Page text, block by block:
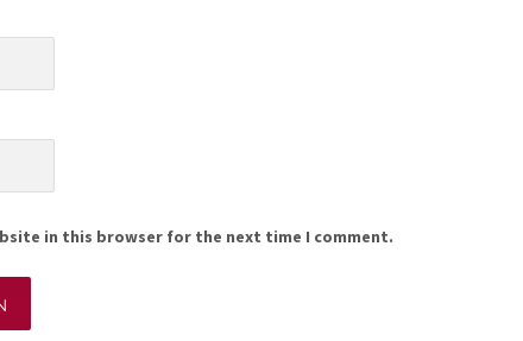
in this browser for the next time I comment.